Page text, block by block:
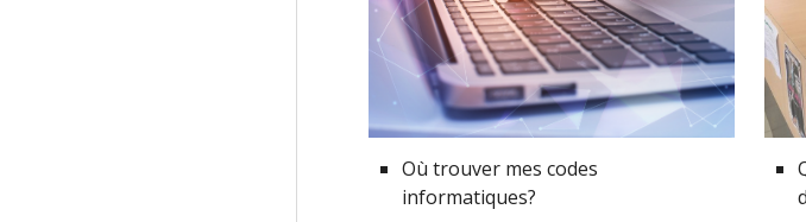
Où trouver mes codes
informatiques?